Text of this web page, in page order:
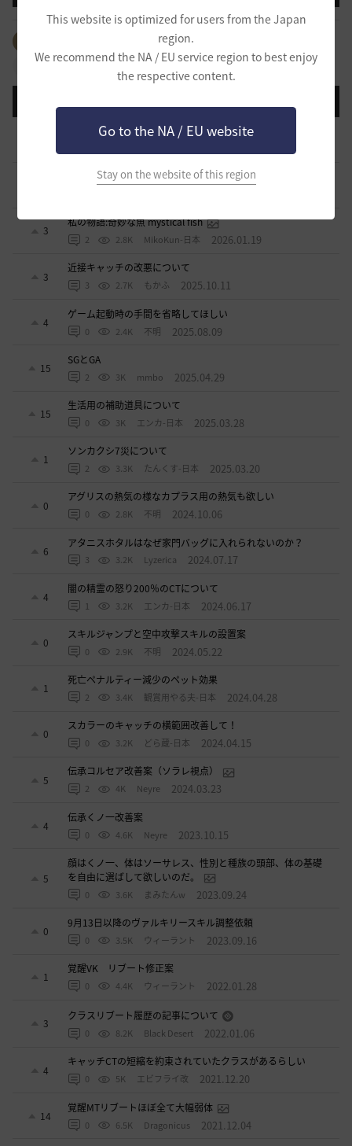
This website is optimized for users from the Japan
region.
We recommend the NA / EU service region to best enjoy
the respective content.
Go to the NA / EU website
Stay on the website of this region
#PvP
#拠点戦
#占領戦 #コンテンツ #クラス
青の戦場の現状についてのお尋ね
現状のキャッチスキルについて
3
私の物語:奇妙な魚 mystical fish
2 2.8K MikoKun-日本 2026.01.19
3
近接キャッチの改悪について
3 2.7K もかふ 2025.10.11
4
ゲーム起動時の手間を省略してほしい
0 2.4K 不明 2025.08.09
15
SGとGA
2 3K mmbo 2025.04.29
15
生活用の補助道具について
0 3K エンカ-日本 2025.03.28
1
ソンカクシ7災について
2 3.3K たんくす-日本 2025.03.20
0
アグリスの熱気の様なカプラス用の熱気も欲しい
0 2.8K 不明 2024.10.06
6
アタニスホタルはなぜ家門バッグに入れられないのか？
3 3.2K Lyzerica 2024.07.17
4
闇の精霊の怒り200％のCTについて
1 3.2K エンカ-日本 2024.06.17
0
スキルジャンプと空中攻撃スキルの設置案
0 2.9K 不明 2024.05.22
1
死亡ペナルティー減少のペット効果
2 3.4K 観賞用やる夫-日本 2024.04.28
0
スカラーのキャッチの横範囲改善して！
0 3.2K どら蔵-日本 2024.04.15
5
伝承コルセア改善案（ソラレ視点）
2 4K Neyre 2024.03.23
4
伝承くノ一改善案
0 4.6K Neyre 2023.10.15
5
顔はくノ一、体はソーサレス、性別と種族の頭部、体の基礎
を自由に選ばして欲しいのだ。
0 3.6K まみたんw 2023.09.24
0
9月13日以降のヴァルキリースキル調整依頼
0 3.5K ウィーラント 2023.09.16
1
覚醒VK リブート修正案
0 4.4K ウィーラント 2022.01.28
3
クラスリブート履歴の記事について
0 8.2K Black Desert 2022.01.06
4
キャッチCTの短縮を約束されていたクラスがあるらしい
0 5K エビフライ改 2021.12.20
14
覚醒MTリブートほぼ全て大幅弱体
0 6.5K Dragonicus 2021.12.04